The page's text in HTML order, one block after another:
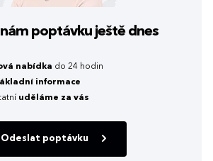
poptávku ještě dnes
nabídka do 24 hodin
informace
uděláme za vás
Odeslat poptávku